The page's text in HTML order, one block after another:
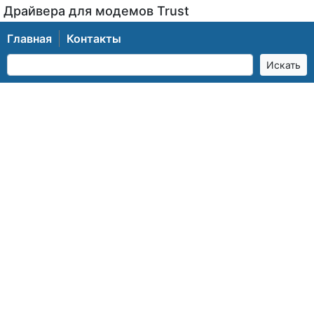
Драйвера для модемов Trust
Главная Контакты